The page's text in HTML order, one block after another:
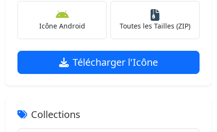
Icône Android Toutes les Tailles (ZIP)
Télécharger l'Icône
Collections